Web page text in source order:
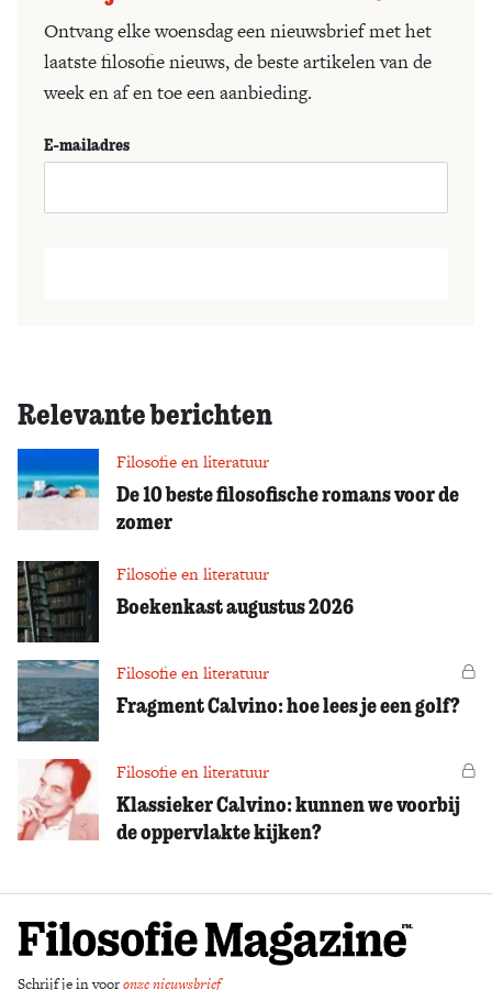
Ontvang elke woensdag een nieuwsbrief met het
laatste filosofie nieuws, de beste artikelen van de
week en af en toe een aanbieding.
E-mailadres
Relevante berichten
Filosofie en literatuur
De 10 beste filosofische romans voor de
zomer
Filosofie en literatuur
Boekenkast augustus 2026
Filosofie en literatuur
Fragment Calvino: hoe lees je een golf?
Filosofie en literatuur
Klassieker Calvino: kunnen we voorbij
de oppervlakte kijken?
Schrijf je in vooronze nieuwsbrief